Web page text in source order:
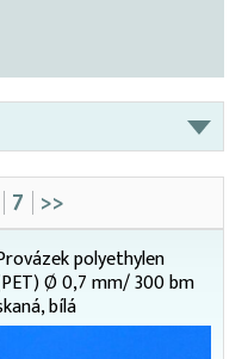
7 >>
polyethylen
Ø 0,7 mm/ 300 bm
bílá